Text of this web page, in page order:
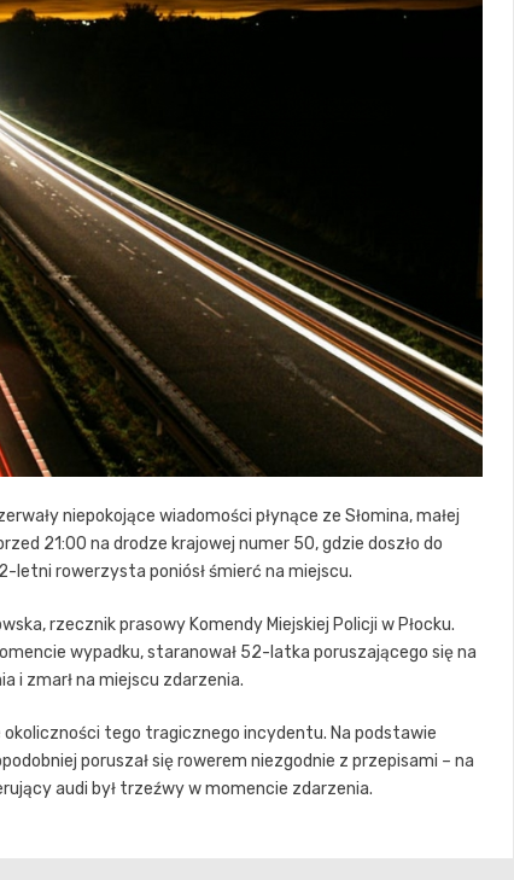
niepokojące wiadomości płynące ze Słomina, małej
21:00 na drodze krajowej numer 50, gdzie doszło do
letni rowerzysta poniósł śmierć na miejscu.
rzecznik prasowy Komendy Miejskiej Policji w Płocku.
wypadku, staranował 52-latka poruszającego się na
i zmarł na miejscu zdarzenia.
tego tragicznego incydentu. Na podstawie
poruszał się rowerem niezgodnie z przepisami – na
audi był trzeźwy w momencie zdarzenia.